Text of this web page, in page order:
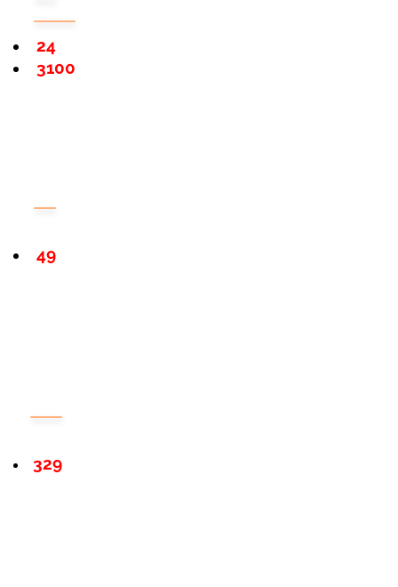
3100
24
49
329